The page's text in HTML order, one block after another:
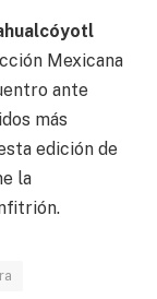
Mexicana
ante
más
edición de
la